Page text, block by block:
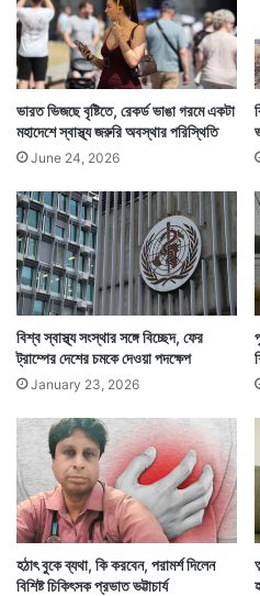
হু জানাচ্ছে, মাঙ্কিপক্স ছড়াচ্ছে
নেবে কিনা তা বলার সময়
মন্তব্য বড্ড তাড়াহুড়ো হয়ে যাবে।
ন
ও
প্র
শ্ন
ই
গো
প
থা
ক
বে
না
ভারত ভিজছে বৃষ্টিতে, রেকর্ড ভাঙা গরমে একটা
মহাদেশে স্বাস্থ্য জরুরি অবস্থার পরিস্থিতি
June 24, 2026
বিশ্ব স্বাস্থ্য সংস্থার সঙ্গে বিচ্ছেদ, ফের
ট্রাম্পের দেশের চমকে দেওয়া পদক্ষেপ
January 23, 2026
হঠাৎ বুকে ব্যথা, কি করবেন, পরামর্শ দিলেন
বিশিষ্ট চিকিৎসক প্রভাত ভট্টাচার্য